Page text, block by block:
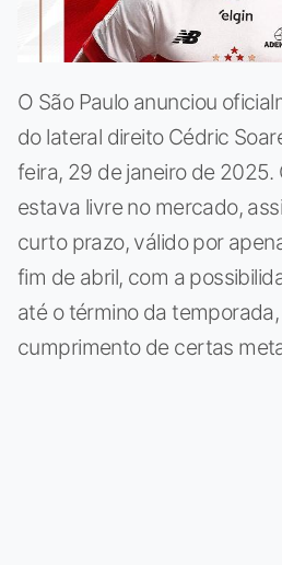
O São Paulo anunciou
do lateral direito Cédric
feira, 29 de janeiro de 2025.
estava livre no mercado,
curto prazo, válido por
fim de abril, com a
até o término da
cumprimento de certas